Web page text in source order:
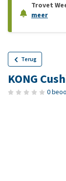
Trovet
meer
Terug
KONG
0